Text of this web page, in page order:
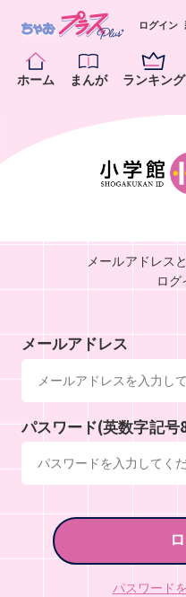
ホーム まんが ランキング
ログイン
メールアドレス
ログ
メールアドレス
パスワード(英数字記号
パスワード